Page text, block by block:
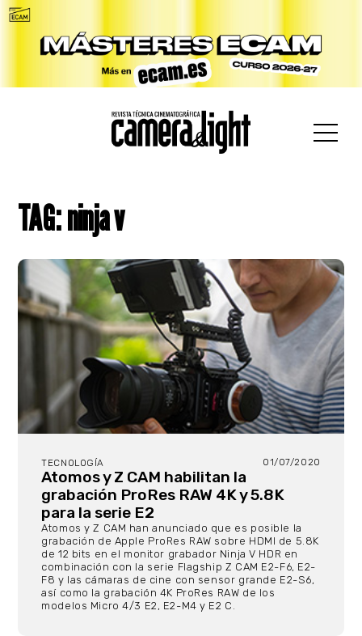
TAG: ninja v
TECNOLOGÍA 01/07/2020
Atomos y Z CAM habilitan la
grabación ProRes RAW 4K y 5.8K
para la serie E2
Atomos y Z CAM han anunciado que es posible la
grabación de Apple ProRes RAW sobre HDMI de 5.8K
de 12 bits en el monitor grabador Ninja V HDR en
combinación con la serie Flagship Z CAM E2-F6, E2-
F8 y las cámaras de cine con sensor grande E2-S6,
así como la grabación 4K ProRes RAW de los
modelos Micro 4/3 E2, E2-M4 y E2 C.